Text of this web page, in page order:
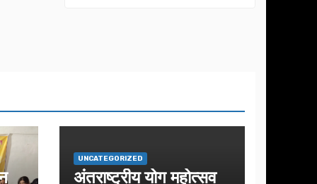
UNCATEGORIZED
अंतराष्ट्रीय योग महोत्सव